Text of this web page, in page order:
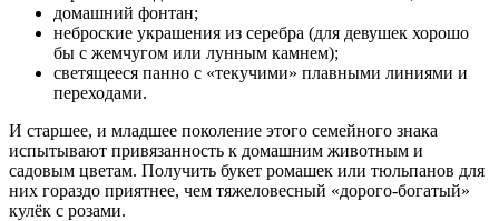
домашний фонтан;
неброские украшения из серебра (для девушек хорошо
бы с жемчугом или лунным камнем);
светящееся панно с «текучими» плавными линиями и
переходами.
И старшее, и младшее поколение этого семейного знака
испытывают привязанность к домашним животным и
садовым цветам. Получить букет ромашек или тюльпанов для
них гораздо приятнее, чем тяжеловесный «дорого-богатый»
кулёк с розами.